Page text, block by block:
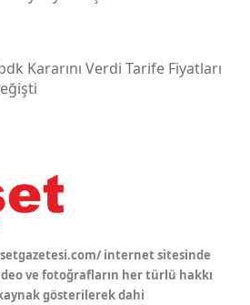
Kararını Verdi Tarife Fiyatları
internet sitesinde
ve fotoğrafların her türlü hakkı
gösterilerek dahi